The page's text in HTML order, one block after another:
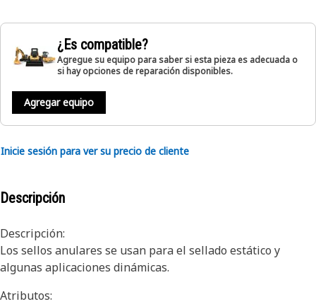
¿Es compatible?
Agregue su equipo para saber si esta pieza es adecuada o
si hay opciones de reparación disponibles.
Agregar equipo
Inicie sesión para ver su precio de cliente
Descripción
Descripción:
Los sellos anulares se usan para el sellado estático y
algunas aplicaciones dinámicas.
Atributos: